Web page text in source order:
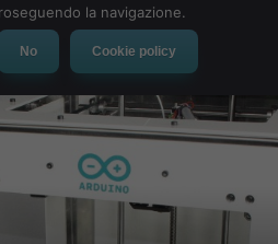
la navigazione.
No Cookie policy